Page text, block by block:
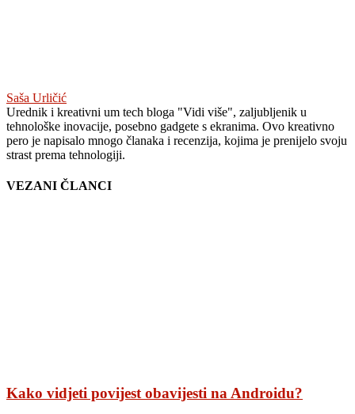
Saša Urličić
Urednik i kreativni um tech bloga "Vidi više", zaljubljenik u
tehnološke inovacije, posebno gadgete s ekranima. Ovo kreativno
pero je napisalo mnogo članaka i recenzija, kojima je prenijelo svoju
strast prema tehnologiji.
VEZANI ČLANCI
Kako vidjeti povijest obavijesti na Androidu?